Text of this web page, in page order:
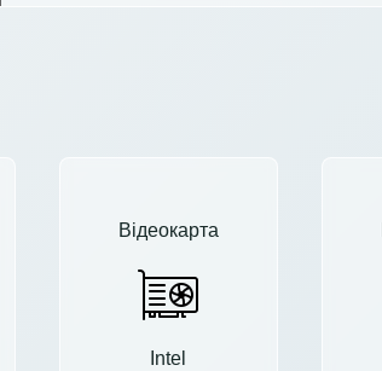
Відеокарта
Intel